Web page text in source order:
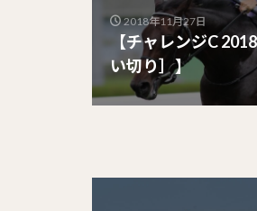
2018年11月27日
【チャレンジC
い切り］】